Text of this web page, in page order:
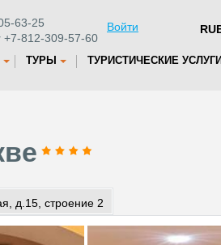
63-25
+7-812-309-57-60
Войти
ТУРЫ ТУРИСТИЧЕСКИЕ УСЛУГИ
д.15, строение 2